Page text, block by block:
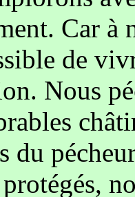
Car à
de
Nous
du